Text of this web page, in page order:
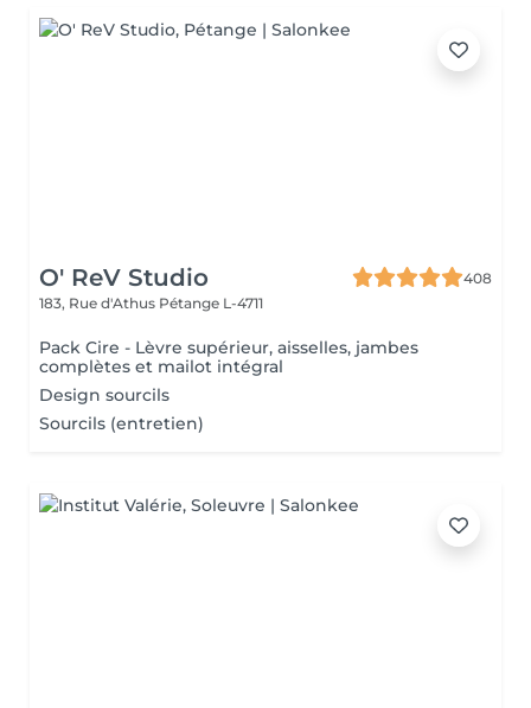
O' ReV Studio
408
183, Rue d'Athus Pétange L-4711
Pack Cire - Lèvre supérieur, aisselles, jambes
complètes et mailot intégral
Design sourcils
Sourcils (entretien)